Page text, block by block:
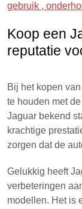
gebruik ,
Koop een
reputatie
Bij het kopen
te houden met
Jaguar bekend
krachtige
zorgen dat de
Gelukkig heeft
verbeteringen
modellen. Het is